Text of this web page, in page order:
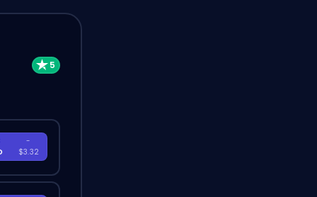
-
$3.32